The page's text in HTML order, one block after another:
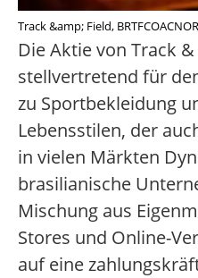
Track &amp; Field,
Die Aktie von Track
stellvertretend für
zu Sportbekleidung
Lebensstilen, der
in vielen Märkten
brasilianische
Mischung aus
Stores und Online-
auf eine